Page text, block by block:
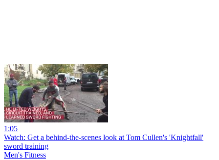
1:05
Watch: Get a behind-the-scenes look at Tom Cullen's 'Knightfall'
sword training
Men's Fitness